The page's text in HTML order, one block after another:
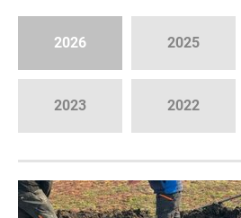
2026 2025
2023 2022